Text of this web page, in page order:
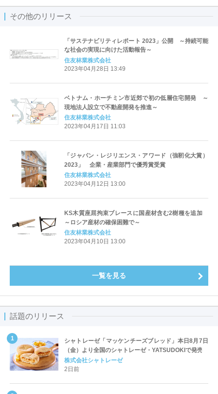
その他のリリース
「サステナビリティレポート 2023」公開 ～持続可能
な社会の実現に向けた活動報告～
住友林業株式会社
2023年04月28日 13:49
ベトナム・ホーチミン市近郊で初の低層住宅開発 ～
現地法人設立で不動産開発を推進～
住友林業株式会社
2023年04月17日 11:03
「ジャパン・レジリエンス・アワード（強靭化大賞）
2023」 企業・産業部門で優秀賞受賞
住友林業株式会社
2023年04月12日 13:00
KS木質座屈拘束ブレースに国産材含む2樹種を追加
～ロシア産材の確保困難で～
住友林業株式会社
2023年04月10日 13:00
一覧を見る
話題のリリース
シャトレーゼ「マッケンチーズブレッド」本日8月7日
（金）より全国のシャトレーゼ・YATSUDOKIで発売
株式会社シャトレーゼ
2日前